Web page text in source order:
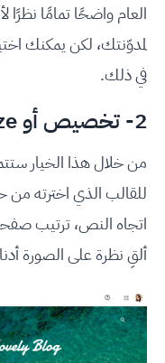
العام واضحًا تمامًا
لمدوّنتك، لكن يمكنك
في ذلك.
2- تخصيص أو Customize
من خلال هذا الخيار
للقالب الذي اخترته
اتجاه النص، ترتيب
ألقِ نظرة على الصورة